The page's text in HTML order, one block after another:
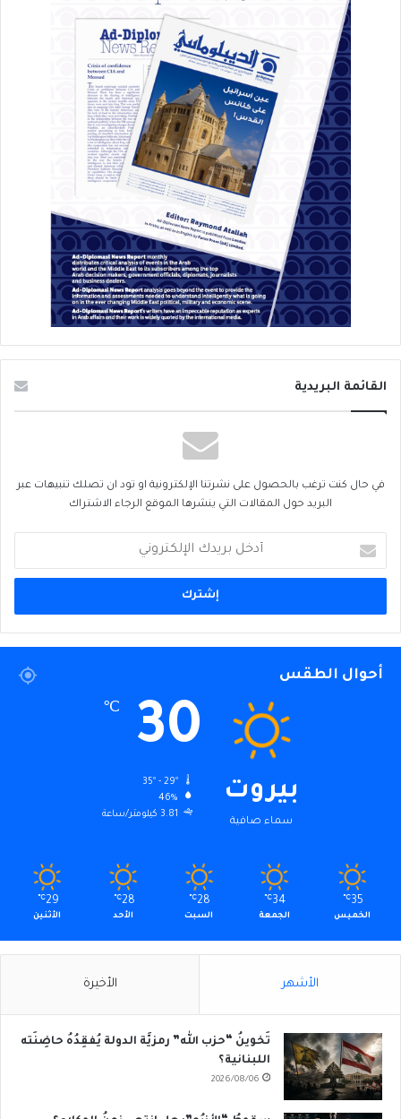
القائمة البريدية
في حال كنت ترغب بالحصول على نشرتنا الإلكترونية او تود ان تصلك تنبيهات عبر
البريد حول المقالات التي ينشرها الموقع الرجاء الاشتراك
بريدك
الإلكتروني
أحوال الطقس
بيروت
سماء صافية
30
℃
46%
3.81 كيلومتر/ساعة
35
℃
الخميس
34
℃
الجمعة
28
℃
السبت
28
℃
الأحد
29
℃
الأثنين
الأشهر الأخيرة
تَخوينُ “حزب الله” رمزيَّة الدولة يُفقِدُهُ حاضِنَته
اللبنانية؟
2026/08/06